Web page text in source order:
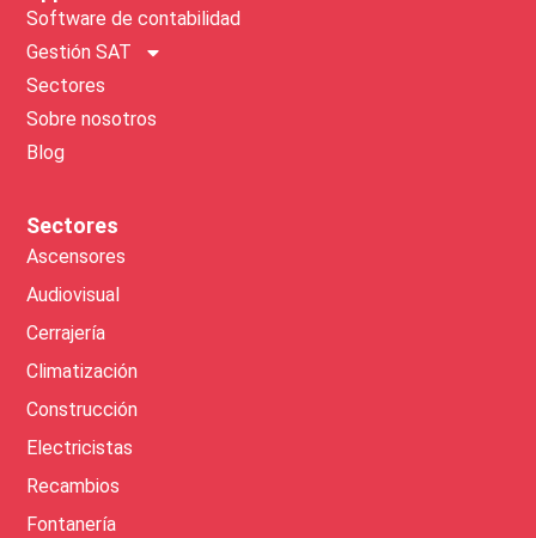
Software de contabilidad
Gestión SAT
Sectores
Sobre nosotros
Blog
Sectores
Ascensores
Audiovisual
Cerrajería
Climatización
Construcción
Electricistas
Recambios
Fontanería